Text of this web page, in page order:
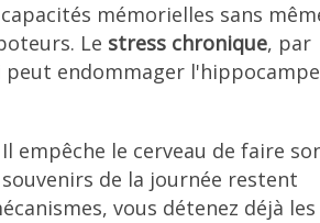
mémorielles sans
Le stress chronique, par
endommager
empêche le cerveau de faire
de la journée restent
vous détenez déjà les